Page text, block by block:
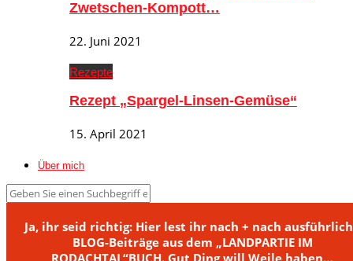
Zwetschen-Kompott…
22. Juni 2021
Rezepte
Rezept „Spargel-Linsen-Gemüse“
15. April 2021
Über mich
Ja, ihr seid richtig: Hier lest ihr nach + nach
BLOG-Beiträge aus dem „LANDPARTIE IM
RODACHTAL“BUCH. Gut Ding will Weile haben…